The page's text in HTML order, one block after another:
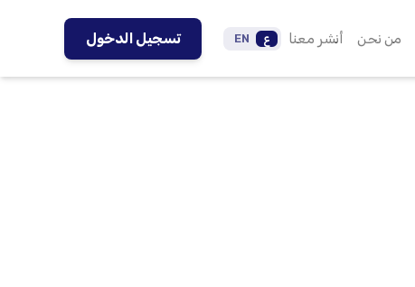
من نحن أنشر معنا ع EN تسجيل الدخول